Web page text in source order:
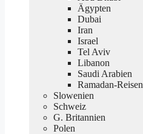
Ägypten
Dubai
Iran
Israel
Tel Aviv
Libanon
Saudi Arabien
Ramadan-Reisen
Slowenien
Schweiz
G. Britannien
Polen